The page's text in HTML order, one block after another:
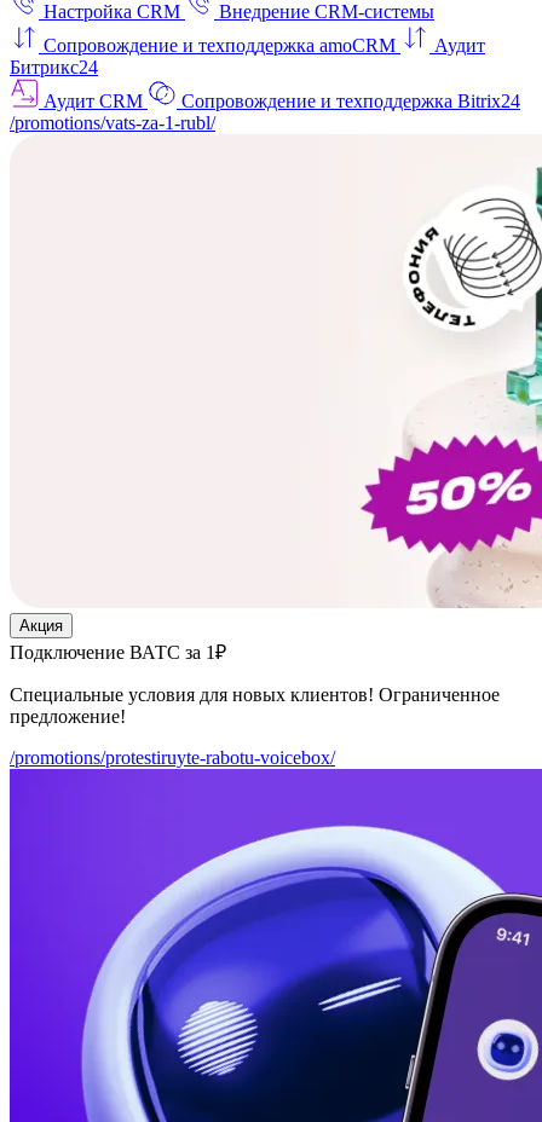
Настройка CRM
Внедрение CRM-системы
Сопровождение и техподдержка amoCRM
Аудит
Битрикс24
Аудит CRM
Сопровождение и техподдержка Bitrix24
/promotions/vats-za-1-rubl/
Акция
Подключение ВАТС за 1₽
Специальные условия для новых клиентов! Ограниченное
предложение!
/promotions/protestiruyte-rabotu-voicebox/